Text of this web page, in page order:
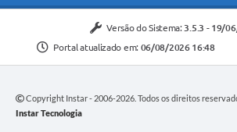
Versão do Sistema: 3.5.3 - 19/
Portal atualizado em: 06/08/2026 16:48
Copyright Instar - 2006-2026. Todos os direitos
Instar Tecnologia